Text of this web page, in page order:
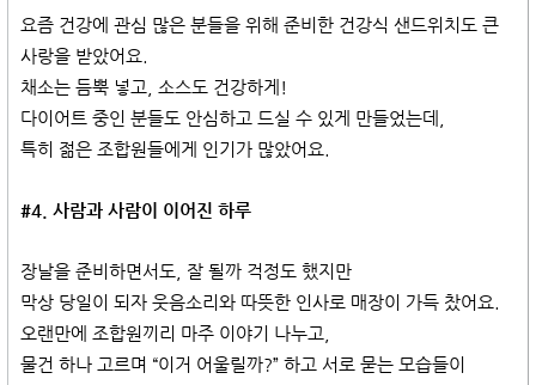
요즘 건강에 관심 많은 분들을 위해 준비한 건강식 샌드위치도 큰
사랑을 받았어요.
채소는 듬뿍 넣고, 소스도 건강하게!
다이어트 중인 분들도 안심하고 드실 수 있게 만들었는데,
특히 젊은 조합원들에게 인기가 많았어요.
#4. 사람과 사람이 이어진 하루
장날을 준비하면서도, 잘 될까 걱정도 했지만
막상 당일이 되자 웃음소리와 따뜻한 인사로 매장이 가득 찼어요.
오랜만에 조합원끼리 마주 이야기 나누고,
물건 하나 고르며 “이거 어울릴까?” 하고 서로 묻는 모습들이